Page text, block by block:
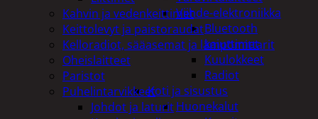
Viihde-elektroniikka
Bluetooth
kaiuttimet
Kuulokkeet
Radiot
Koti ja sisustus
Huonekalut
Kahvin ja vedenkeittimet
Keittolevyt ja paistoraudat
Kelloradiot, sääasemat ja lämpömittarit
Oheislaitteet
Paristot
Puhelintarvikkeet
Johdot ja laturit